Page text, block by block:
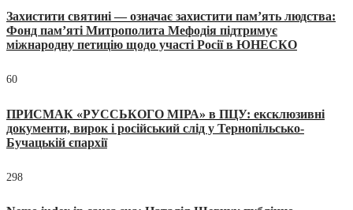
Захистити святині — означає захистити пам’ять людства:
Фонд пам’яті Митрополита Мефодія підтримує
міжнародну петицію щодо участі Росії в ЮНЕСКО
60
ПРИСМАК «РУССЬКОГО МІРА» в ПЦУ: ексклюзивні
документи, вирок і російський слід у Тернопільсько-
Бучацькій єпархії
298